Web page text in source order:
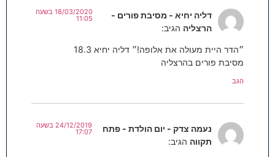
דליה יחיא - מסיבת פורים -
הרצליה הגיב:
18/03/2020 בשעה
11:05
״הדר היית מעולה את אלופה!״ דליה יחיא 18.3
מסיבת פורים בהרצליה
הגב
נעמה צדק - יום הולדת - פתח
תקווה הגיב:
24/12/2019 בשעה
17:07